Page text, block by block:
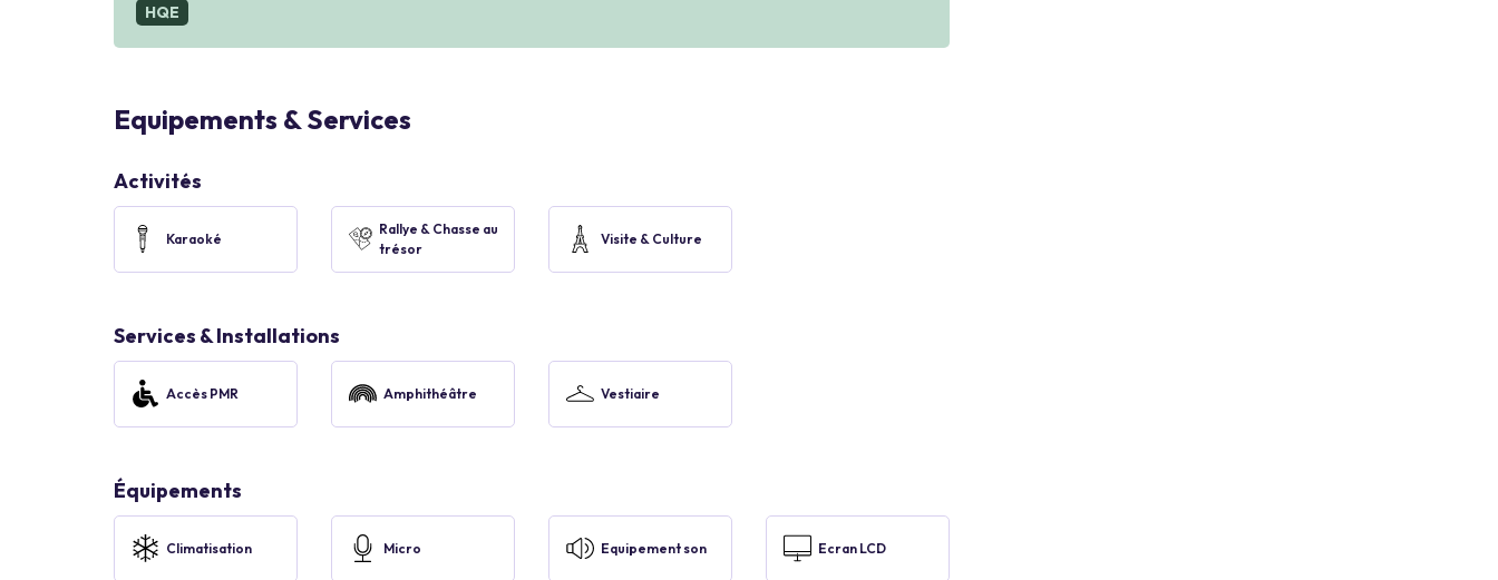
HQE
Equipements & Services
Activités
Karaoké
Rallye & Chasse au
trésor
Visite & Culture
Services & Installations
Accès PMR Amphithéâtre Vestiaire
Équipements
Climatisation Micro Equipement son Ecran LCD